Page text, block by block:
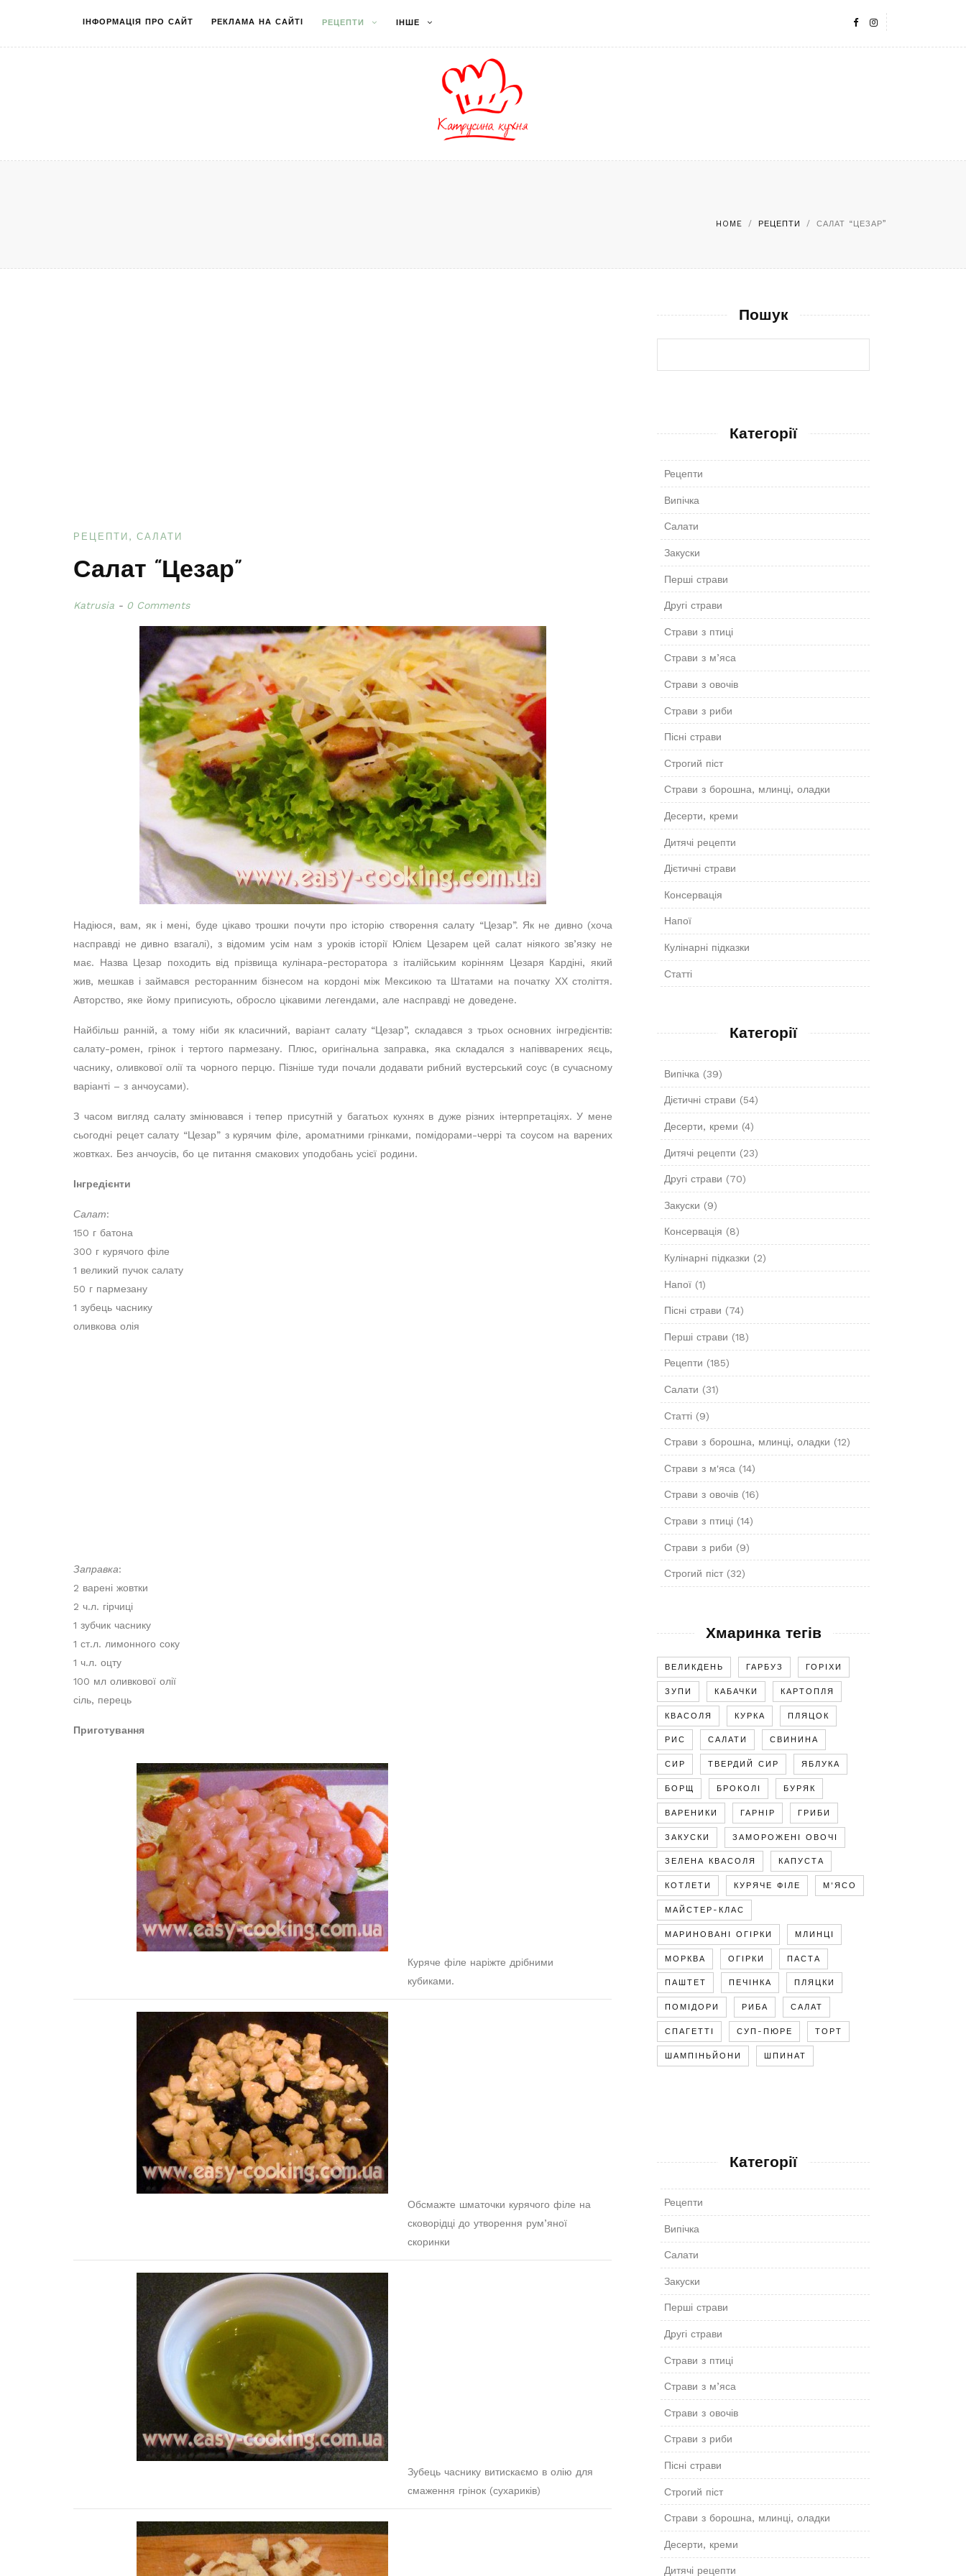
ІНФОРМАЦІЯ ПРО САЙТ РЕКЛАМА НА САЙТІ РЕЦЕПТИ ІНШЕ
HOME / РЕЦЕПТИ / САЛАТ “ЦЕЗАР”
РЕЦЕПТИ САЛАТИ
Салат “Цезар”
Katrusia 0 Comments
Надіюся, вам, як і мені, буде цікаво трошки почути про історію створення салату “Цезар”. Як не дивно (хоча
насправді не дивно взагалі), з відомим усім нам з уроків історії Юлієм Цезарем цей салат ніякого зв’язку не
має. Назва Цезар походить від прізвища кулінара-ресторатора з італійським корінням Цезаря Кардіні, який
жив, мешкав і займався ресторанним бізнесом на кордоні між Мексикою та Штатами на початку ХХ століття.
Авторство, яке йому приписують, обросло цікавими легендами, але насправді не доведене.
Найбільш ранній, а тому ніби як класичний, варіант салату “Цезар”, складався з трьох основних інгредієнтів:
салату-ромен, грінок і тертого пармезану. Плюс, оригінальна заправка, яка складался з напівварених яєць,
часнику, оливкової олії та чорного перцю. Пізніше туди почали додавати рибний вустерський соус (в сучасному
варіанті – з анчоусами).
З часом вигляд салату змінювався і тепер присутній у багатьох кухнях в дуже різних інтерпретаціях. У мене
сьогодні рецет салату “Цезар” з курячим філе, ароматними грінками, помідорами-черрі та соусом на варених
жовтках. Без анчоусів, бо це питання смакових уподобань усієї родини.
Інгредієнти
Салат:
150 г батона
300 г курячого філе
1 великий пучок салату
50 г пармезану
1 зубець часнику
оливкова олія
Заправка:
2 варені жовтки
2 ч.л. гірчиці
1 зубчик часнику
1 ст.л. лимонного соку
1 ч.л. оцту
100 мл оливкової олії
сіль, перець
Приготування
Куряче філе наріжте дрібними
кубиками.
Обсмажте шматочки курячого філе на
сковорідці до утворення рум’яної
скоринки
Зубець часнику витискаємо в олію для
смаження грінок (сухариків)
Пошук
Категорії
Рецепти
Випічка
Салати
Закуски
Перші страви
Другі страви
Страви з птиці
Страви з м’яса
Страви з овочів
Страви з риби
Пісні страви
Строгий піст
Страви з борошна, млинці, оладки
Десерти, креми
Дитячі рецепти
Дієтичні страви
Консервація
Напої
Кулінарні підказки
Статті
Категорії
Випічка (39)
Дієтичні страви (54)
Десерти, креми (4)
Дитячі рецепти (23)
Другі страви (70)
Закуски (9)
Консервація (8)
Кулінарні підказки (2)
Напої(1)
Пісні страви (74)
Перші страви (18)
Рецепти (185)
Салати (31)
Статті (9)
Страви з борошна, млинці, оладки (12)
Страви з м'яса (14)
Страви з овочів(16)
Страви з птиці (14)
Страви з риби (9)
Строгий піст(32)
Хмаринка тегів
ВЕЛИКДЕНЬ ГАРБУЗ ГОРІХИ
ЗУПИ КАБАЧКИ КАРТОПЛЯ
КВАСОЛЯ КУРКА ПЛЯЦОК
РИС САЛАТИ СВИНИНА
СИР ТВЕРДИЙ СИР ЯБЛУКА
БОРЩ БРОКОЛІ БУРЯК
ВАРЕНИКИ ГАРНІР ГРИБИ
ЗАКУСКИ ЗАМОРОЖЕНІ ОВОЧІ
ЗЕЛЕНА КВАСОЛЯ КАПУСТА
КОТЛЕТИ КУРЯЧЕ ФІЛЕ М'ЯСО
МАЙСТЕР-КЛАС
МАРИНОВАНІ ОГІРКИ МЛИНЦІ
МОРКВА ОГІРКИ ПАСТА
ПАШТЕТ ПЕЧІНКА ПЛЯЦКИ
ПОМІДОРИ РИБА САЛАТ
СПАГЕТТІ СУП-ПЮРЕ ТОРТ
ШАМПІНЬЙОНИ ШПИНАТ
Категорії
Рецепти
Випічка
Салати
Закуски
Перші страви
Другі страви
Страви з птиці
Страви з м’яса
Страви з овочів
Страви з риби
Пісні страви
Строгий піст
Страви з борошна, млинці, оладки
Десерти, креми
Дитячі рецепти